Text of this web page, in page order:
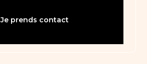
Je prends contact